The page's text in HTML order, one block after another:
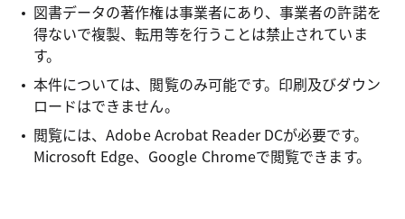
図書データの著作権は事業者にあり、事業者の許諾を
得ないで複製、転用等を行うことは禁止されていま
す。
本件については、閲覧のみ可能です。印刷及びダウン
ロードはできません。
閲覧には、Adobe Acrobat Reader DCが必要です。
Microsoft Edge、Google Chromeで閲覧できます。